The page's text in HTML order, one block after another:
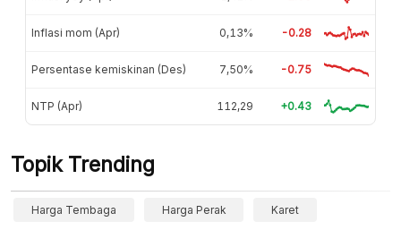
Inflasi mom (Apr) 0,13% -0.28
Persentase kemiskinan (Des) 7,50% -0.75
NTP (Apr) 112,29 +0.43
Topik Trending
Harga Tembaga Harga Perak Karet